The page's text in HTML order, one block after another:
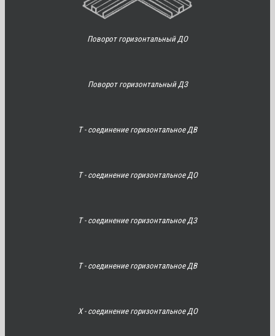
Поворот горизонтальный ДО
Поворот горизонтальный ДЗ
Т - соединение горизонтальное ДВ
Т - соединение горизонтальное ДО
Т - соединение горизонтальное ДЗ
Т - соединение горизонтальное ДВ
Х - соединение горизонтальное ДО